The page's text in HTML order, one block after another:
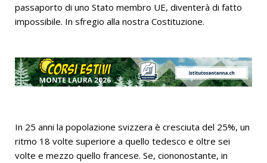
passaporto di uno Stato membro UE, diventerà di fatto
impossibile. In sfregio alla nostra Costituzione.
In 25 anni la popolazione svizzera è cresciuta del 25%, un
ritmo 18 volte superiore a quello tedesco e oltre sei
volte e mezzo quello francese. Se, ciononostante, in